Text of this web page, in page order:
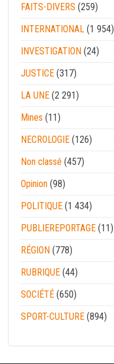
FAITS-DIVERS (259)
INTERNATIONAL (1 954)
INVESTIGATION (24)
JUSTICE (317)
LA UNE (2 291)
Mines (11)
NECROLOGIE (126)
Non classé (457)
Opinion (98)
POLITIQUE (1 434)
PUBLIEREPORTAGE (11)
RÉGION (778)
RUBRIQUE (44)
SOCIÉTÉ (650)
SPORT-CULTURE (894)